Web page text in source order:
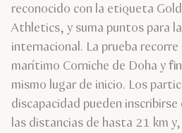
reconocido con la etiqueta
Athletics, y suma puntos para
internacional. La prueba
marítimo Corniche de Doha y
mismo lugar de inicio. Los
discapacidad pueden
las distancias de hasta 21 km